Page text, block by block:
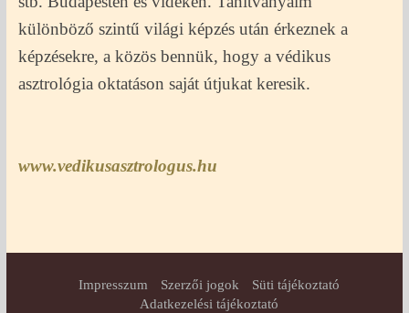
különböző szintű világi képzés után érkeznek a
képzésekre, a közös bennük, hogy a védikus
asztrológia oktatáson saját útjukat keresik.
www.vedikusasztrologus.hu
Impresszum Szerzői jogok
Süti tájékoztató
Adatkezelési tájékoztató